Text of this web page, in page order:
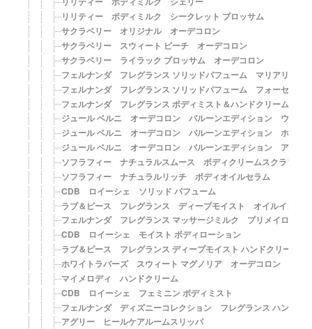
リリティー ボディミルク シークレット ブロッサム
サクラベリー オリジナル オーデコロン
サクラベリー スウィート ピーチ オーデコロン
サクラベリー ライラック ブロッサム オーデコロン
フェルナンダ フレグランス ソリッドパフューム マリアリゲル
フェルナンダ フレグランス ソリッドパフューム フォーセンツ
フェルナンダ フレグランス ボディミスト＆ハンドクリーム ス
ジュール ベルニ オーデコロン バルーンエディション ウイモ
ジュール ベルニ オーデコロン バルーンエディション ホワイ
ジュール ベルニ オーデコロン バルーンエディション アンブ
ソフラフィー ナチュラルスムース ボディクリームスクラブ
ソフラフィー ナチュラルリッチ ボディオイルセラム
CDB ロイーシェ ソリッド パフューム
ラブ＆ピース フレグランス ディープモイスト オイルイン ボ
フェルナンダ フレグランス マッサージミルク プリメイロアモ
CDB ロイーシェ モイスト ボディローション
ラブ＆ピース フレグランス ディープモイスト ハンドクリーム
ホワイトラバーズ スウィート マグノリア オーデコロン
マイメロディ ハンドクリーム
CDB ロイーシェ フェミニン ボディミスト
フェルナンダ ディズニーコレクション フレグランス ハンドク
アグリー ヒールケアルームスリッパ